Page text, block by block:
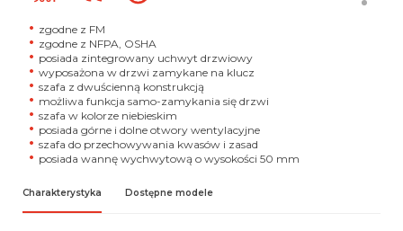
zgodne z FM
zgodne z NFPA, OSHA
posiada zintegrowany uchwyt drzwiowy
wyposażona w drzwi zamykane na klucz
szafa z dwuścienną konstrukcją
możliwa funkcja samo-zamykania się drzwi
szafa w kolorze niebieskim
posiada górne i dolne otwory wentylacyjne
szafa do przechowywania kwasów i zasad
posiada wannę wychwytową o wysokości 50 mm
Charakterystyka Dostępne modele